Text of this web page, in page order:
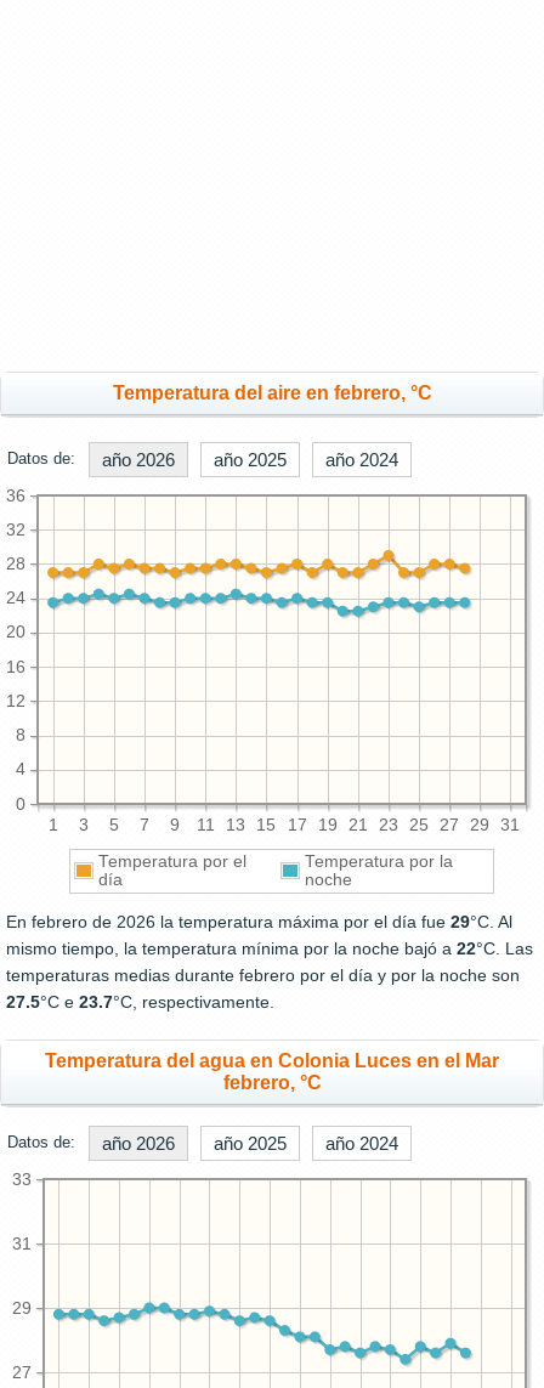
Temperatura del aire en febrero, °C
Datos de: año 2026 año 2025 año 2024
1 3 5 7 9 11 13 15 17 19 21 23 25 27 29 31
0
4
8
12
16
20
24
28
32
36
Temperatura por el
día
Temperatura por la
noche
En febrero de 2026 la temperatura máxima por el día fue 29°C. Al
mismo tiempo, la temperatura mínima por la noche bajó a 22°C. Las
temperaturas medias durante febrero por el día y por la noche son
27.5°C e 23.7°C, respectivamente.
Temperatura del agua en Colonia Luces en el Mar
febrero, °C
Datos de: año 2026 año 2025 año 2024
27
29
31
33